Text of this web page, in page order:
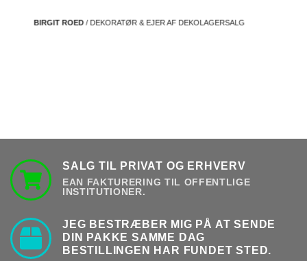
BIRGIT ROED/ DEKORATØR & EJER AF DEKOLAGERSALG
SALG TIL PRIVAT OG ERHVERV
EAN FAKTURERING TIL OFFENTLIGE
INSTITUTIONER.
JEG BESTRÆBER MIG PÅ AT SENDE
DIN PAKKE SAMME DAG
BESTILLINGEN HAR FUNDET STED.